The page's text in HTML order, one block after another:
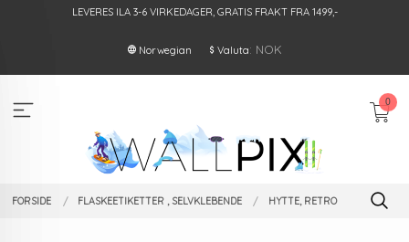
LEVERES ILA 3-6 VIRKEDAGER, GRATIS FRAKT FRA 1499,-
Norwegian Valuta: NOK
0
FORSIDE FLASKEETIKETTER , SELVKLEBENDE HYTTE, RETRO